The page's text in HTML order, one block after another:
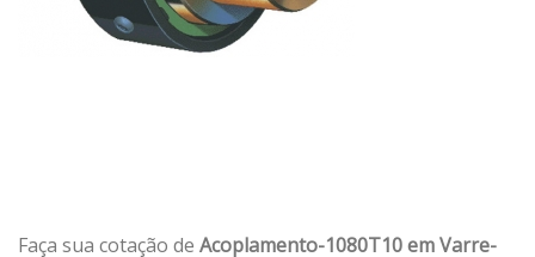
Faça sua cotação de Acoplamento-1080T10 em Varre-